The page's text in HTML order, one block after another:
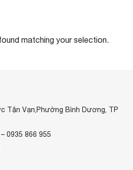
matching your selection.
Tận Vạn,Phường Bình Dương, TP
0935 866 955